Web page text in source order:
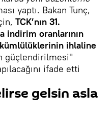
yaptı. Bakan Tunç,
TCK’nın 31.
indirim oranlarının
ihlaline
güçlendirilmesi"
ifade etti
gelsin asla